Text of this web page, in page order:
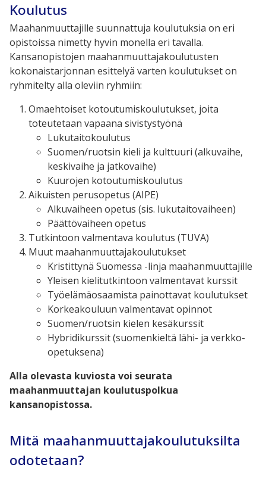
Koulutus
Maahanmuuttajille suunnattuja koulutuksia on eri
opistoissa nimetty hyvin monella eri tavalla.
Kansanopistojen maahanmuuttajakoulutusten
kokonaistarjonnan esittelyä varten koulutukset on
ryhmitelty alla oleviin ryhmiin:
Omaehtoiset kotoutumiskoulutukset, joita
toteutetaan vapaana sivistystyönä
Lukutaitokoulutus
Suomen/ruotsin kieli ja kulttuuri (alkuvaihe,
keskivaihe ja jatkovaihe)
Kuurojen kotoutumiskoulutus
Aikuisten perusopetus (AIPE)
Alkuvaiheen opetus (sis. lukutaitovaiheen)
Päättövaiheen opetus
Tutkintoon valmentava koulutus (TUVA)
Muut maahanmuuttajakoulutukset
Kristittynä Suomessa -linja maahanmuuttajille
Yleisen kielitutkintoon valmentavat kurssit
Työelämäosaamista painottavat koulutukset
Korkeakouluun valmentavat opinnot
Suomen/ruotsin kielen kesäkurssit
Hybridikurssit (suomenkieltä lähi- ja verkko-
opetuksena)
Alla olevasta kuviosta voi seurata
maahanmuuttajan koulutuspolkua
kansanopistossa.
Mitä maahanmuuttajakoulutuksilta
odotetaan?